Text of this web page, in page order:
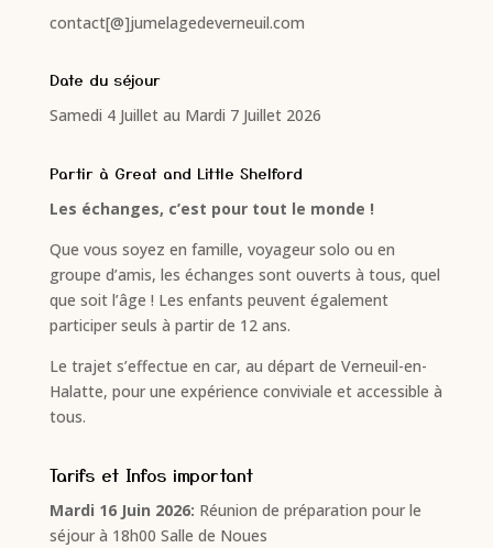
contact[@]jumelagedeverneuil.com
Date du séjour
Samedi 4 Juillet au Mardi 7 Juillet 2026
Partir à Great and Little Shelford
Les échanges, c’est pour tout le monde !
Que vous soyez en famille, voyageur solo ou en
groupe d’amis, les échanges sont ouverts à tous, quel
que soit l’âge ! Les enfants peuvent également
participer seuls à partir de 12 ans.
Le trajet s’effectue en car, au départ de Verneuil-en-
Halatte, pour une expérience conviviale et accessible à
tous.
Tarifs et Infos important
Mardi 16 Juin 2026: Réunion de préparation pour le
séjour à 18h00 Salle de Noues